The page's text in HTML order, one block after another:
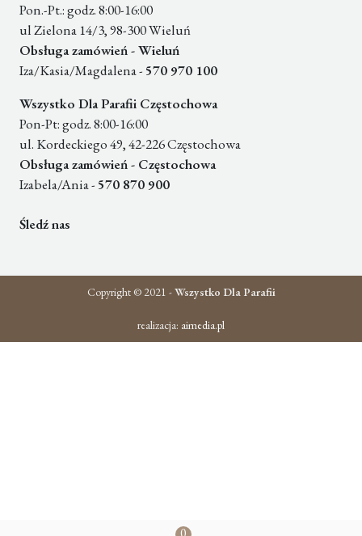
Pon.-Pt.: godz. 8:00-16:00
ul Zielona 14/3, 98-300 Wieluń
Obsługa zamówień - Wieluń
Iza/Kasia/Magdalena - 570 970 100
Wszystko Dla Parafii Częstochowa
Pon-Pt: godz. 8:00-16:00
ul. Kordeckiego 49, 42-226 Częstochowa
Obsługa zamówień - Częstochowa
Izabela/Ania - 570 870 900
Śledź nas
Copyright © 2021 -Wszystko Dla Parafii
realizacja: aimedia.pl